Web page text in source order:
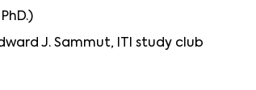
J. Sammut, ITI study club